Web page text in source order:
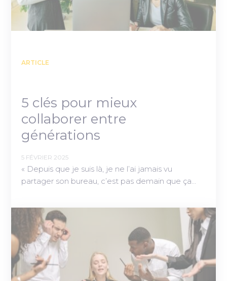
ARTICLE
5 clés pour mieux
collaborer entre
générations
5 FÉVRIER 2025
« Depuis que je suis là, je ne l’ai jamais vu
partager son bureau, c’est pas demain que ça…